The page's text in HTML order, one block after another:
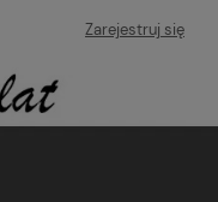
Zarejestruj się